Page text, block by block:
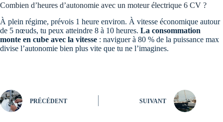
Combien d’heures d’autonomie avec un moteur électrique 6 CV ?
À plein régime, prévois 1 heure environ. À vitesse économique autour
de 5 nœuds, tu peux atteindre 8 à 10 heures. La consommation
monte en cube avec la vitesse : naviguer à 80 % de la puissance max
divise l’autonomie bien plus vite que tu ne l’imagines.
PRÉCÉDENT SUIVANT